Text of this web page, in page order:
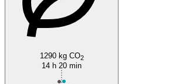
1290 kg CO2
14 h 20 min